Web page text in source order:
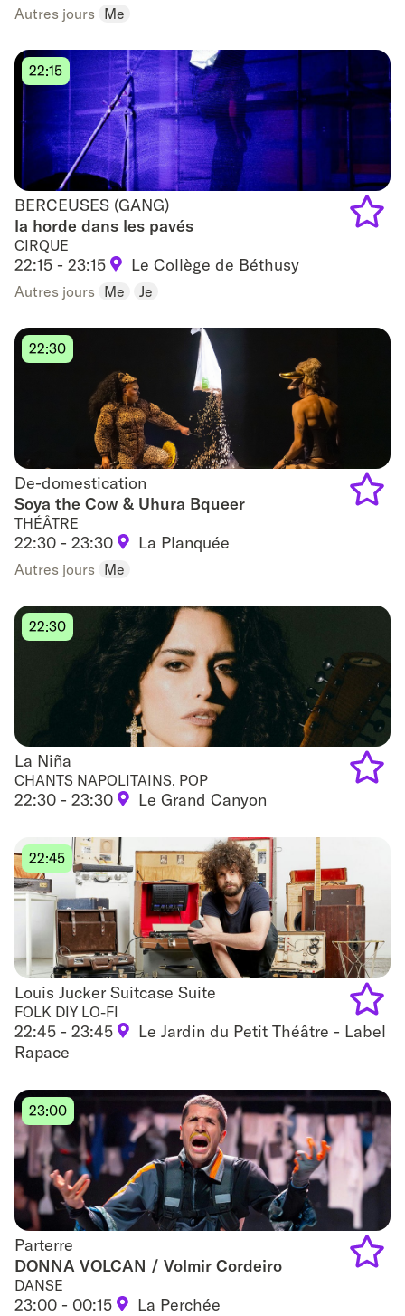
Autres jours Me
BERCEUSES (GANG)
BERCEUSES (GANG)
la horde dans les pavés
CIRQUE
22:15 - 23:15 Le Collège de Béthusy
22:15
Autres jours Me Je
De-domestication
De-domestication
Soya the Cow & Uhura Bqueer
THÉÂTRE
22:30 - 23:30 La Planquée
22:30
Autres jours Me
La Niña
La Niña
CHANTS NAPOLITAINS, POP
22:30 - 23:30 Le Grand Canyon
22:30
Louis Jucker Suitcase Suite
Louis Jucker Suitcase Suite
FOLK DIY LO-FI
22:45 - 23:45
Le Jardin du Petit Théâtre - Label
Rapace
22:45
Add
Parterre
Parterre
DONNA VOLCAN / Volmir Cordeiro
DANSE
23:00 - 00:15 La Perchée
23:00